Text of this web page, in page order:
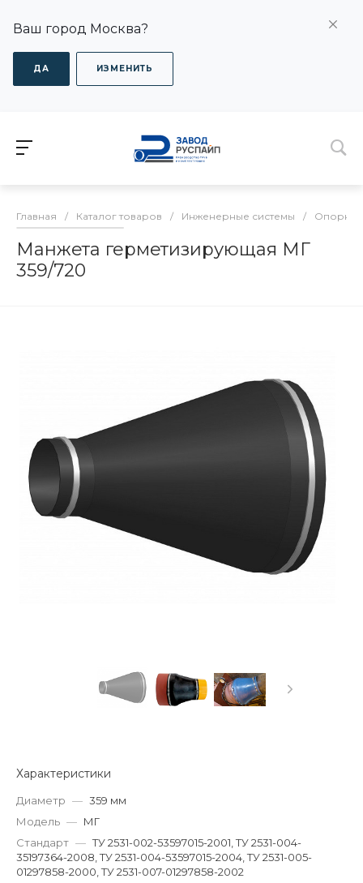
Ваш город Москва?
ДА ИЗМЕНИТЬ
Главная / Каталог товаров / Инженерные системы / Опорно-
Манжета герметизирующая МГ
359/720
Характеристики
Диаметр — 359 мм
Модель — МГ
Стандарт — ТУ 2531-002-53597015-2001, ТУ 2531-004-
35197364-2008, ТУ 2531-004-53597015-2004, ТУ 2531-005-
01297858-2000, ТУ 2531-007-01297858-2002